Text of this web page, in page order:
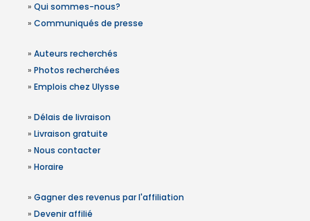
» Qui sommes-nous?
» Communiqués de presse
» Auteurs recherchés
» Photos recherchées
» Emplois chez Ulysse
» Délais de livraison
» Livraison gratuite
» Nous contacter
» Horaire
» Gagner des revenus par l'affiliation
» Devenir affilié